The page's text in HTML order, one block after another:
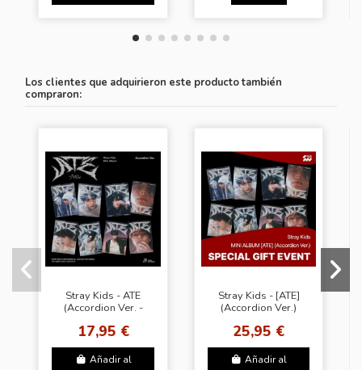
Los clientes que adquirieron este producto también
compraron:
Stray Kids - ATE
(Accordion Ver. -
17,95 €
Añadir al
Stray Kids - [ATE]
(Accordion Ver.)
Random Photocard
(SW)
25,95 €
Añadir al